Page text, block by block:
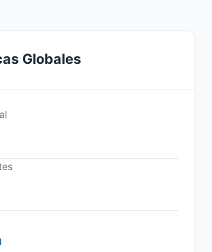
Globales